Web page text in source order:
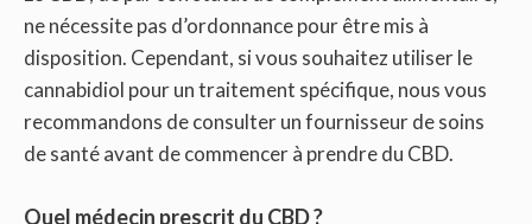
ne nécessite pas d’ordonnance pour être mis à
disposition. Cependant, si vous souhaitez utiliser le
cannabidiol pour un traitement spécifique, nous vous
recommandons de consulter un fournisseur de soins
de santé avant de commencer à prendre du CBD.
Quel médecin prescrit du CBD ?